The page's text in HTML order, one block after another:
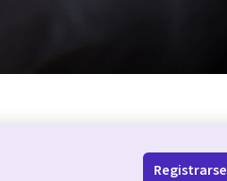
Registrarse